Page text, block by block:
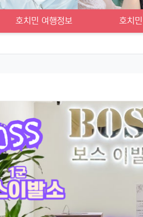
호치민 여행정보 호치